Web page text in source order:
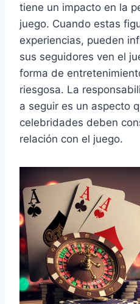
tiene un impacto en la
juego. Cuando estas
experiencias, pueden
sus seguidores ven el
forma de
riesgosa. La
a seguir es un aspecto
celebridades deben
relación con el juego.